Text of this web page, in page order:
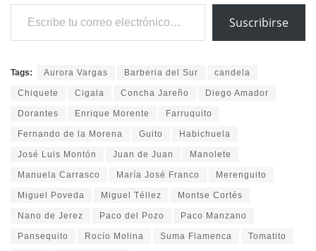
Suscribirse
Tags: Aurora Vargas Barberia del Sur candela
Chiquete Cigala Concha Jareño Diego Amador
Dorantes Enrique Morente Farruquito
Fernando de la Morena Guito Habichuela
José Luis Montón Juan de Juan Manolete
Manuela Carrasco María José Franco Merenguito
Miguel Poveda Miguel Téllez Montse Cortés
Nano de Jerez Paco del Pozo Paco Manzano
Pansequito Rocío Molina Suma Flamenca Tomatito